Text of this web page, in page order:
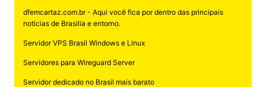
dfemcartaz.com.br - Aqui você fica por dentro das principais
noticias de Brasilia e entorno.
Servidor VPS Brasil Windows e Linux
Servidores para Wireguard Server
Servidor dedicado no Brasil mais barato